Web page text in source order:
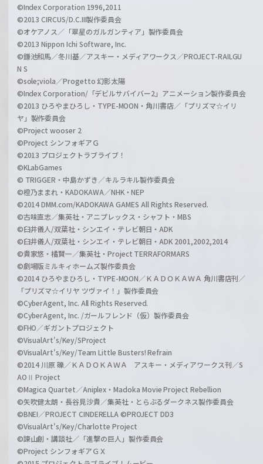
©Index Corporation 1996,2011
©2013 CIRCUS/D.C.III製作委員会
©オケアノス／「翠星のガルガンティア」製作委員会
©2013 Nippon Ichi Software, Inc.
©鎌池和馬／冬川基／アスキー・メディアワークス／PROJECT-RAILGU
N S
©sole;viola／Progetto 幻影太陽
©Index Corporation/「デビルサバイバー2」アニメーション製作委員会
©2013 ひろやまひろし・TYPE-MOON・角川書店／「プリズマ☆イリ
ヤ」製作委員会
©Project wooser 2
©Project シンフォギアＧ
©2013 プロジェクトラブライブ！
©KLabGames
© TRIGGER・中島かずき／キルラキル製作委員会
©橙乃ままれ・KADOKAWA／NHK・NEP
©2014 DMM.com/KADOKAWA GAMES All Rights Reserved.
©古味直志／集英社・アニプレックス・シャフト・MBS
©臼井儀人/双葉社・シンエイ・テレビ朝日・ADK
©臼井儀人/双葉社・シンエイ・テレビ朝日・ADK 2001,2002,2014
©貴家悠・橘賢一／集英社・Project TERRAFORMARS
©劇場版ミルキィホームズ製作委員会
©2014 ひろやまひろし・TYPE-MOON／ＫＡＤＯＫＡＷＡ 角川書店刊／
「プリズマ☆イリヤ ツヴァイ！」製作委員会
©CyberAgent, Inc. All Rights Reserved.
©CyberAgent, Inc. /ガールフレンド（仮）製作委員会
©FHO／ギガントプロジェクト
©VisualArt's/Key/SProject
©VisualArt's/Key/Team Little Busters! Refrain
©2014 川原 礫／ＫＡＤＯＫＡＷＡ アスキー・メディアワークス刊／S
AOⅡ Project
©Magica Quartet／Aniplex・Madoka Movie Project Rebellion
©矢吹健太朗・長谷見沙貴／集英社・とらぶるダークネス製作委員会
©BNEI／PROJECT CINDERELLA ©PROJECT DD3
©VisualArt's/Key/Charlotte Project
©諫山創・講談社／「進撃の巨人」製作委員会
©Project シンフォギアＧＸ